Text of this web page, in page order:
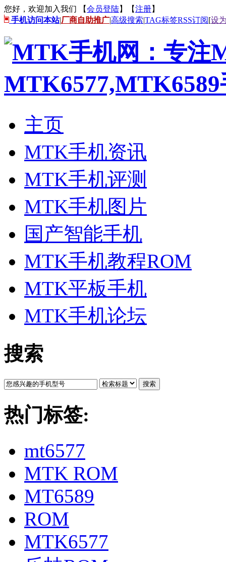
您好，欢迎加入我们 【会员登陆】【注册】
手机访问本站|厂商自助推广|高级搜索|TAG标签RSS订阅[设
主页
MTK手机资讯
MTK手机评测
MTK手机图片
国产智能手机
MTK手机教程ROM
MTK平板手机
MTK手机论坛
搜索
搜索
热门标签:
mt6577
MTK ROM
MT6589
ROM
MTK6577